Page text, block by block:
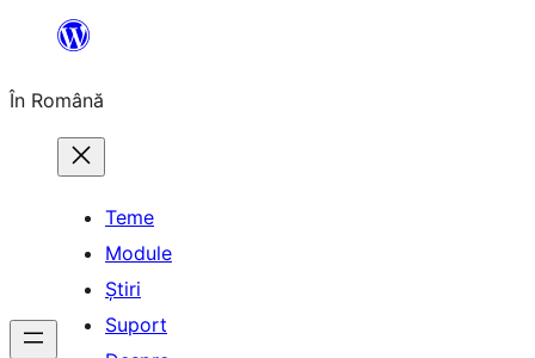
conținut
În Română
Teme
Module
Știri
Suport